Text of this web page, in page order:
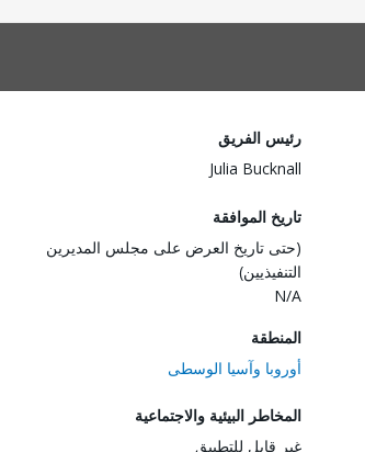
رئيس الفريق
Julia Bucknall
تاريخ الموافقة
(حتى تاريخ العرض على مجلس المديرين
التنفيذيين)
N/A
المنطقة
أوروبا وآسيا الوسطى
المخاطر البيئية والاجتماعية
غير قابل للتطبيق